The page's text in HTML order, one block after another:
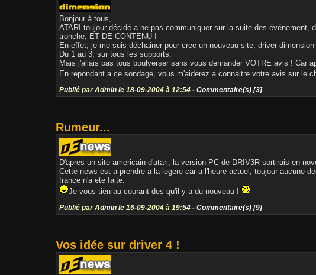
Bonjour à tous,
ATARI toujour décidé a ne pas communiquer sur la suite des événement,
tronche, ET DE CONTENU !
En effet, je me suis déchainer pour cree un nouveau site, driver-
Du 1 au 3, sur tous les supports.
Mais j'allais pas tous boulverser sans vous demander VOTRE avis ! Car
En repondant a ce sondage, vous m'aiderez a connaitre votre avis sur le
Publié par Admin le 18-09-2004 à 12:54 - Commentaire(s) [3]
Rumeur...
D'apres un site americain d'atari, la version PC de DRIV3R sortirais en
Cette news est a prendre a la legere car a l'heure actuel, toujour aucune
france n'a ete faite.
Je vous tien au courant des qu'il y a du nouveau !
Publié par Admin le 16-09-2004 à 19:54 - Commentaire(s) [9]
Vos idée sur driver 4 !